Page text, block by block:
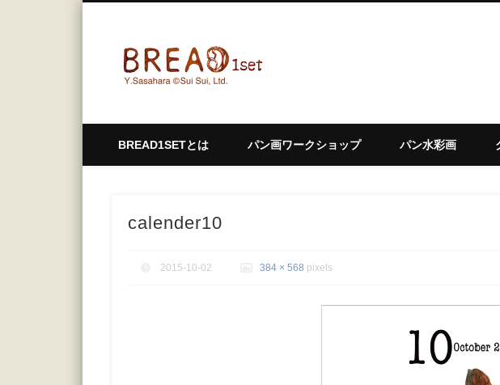
BREAD1SETとは パン画ワークショップ パン水彩画
calender10
2015-10-02 384 × 568 pixels